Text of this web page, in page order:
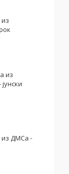
из
из ДМСа -